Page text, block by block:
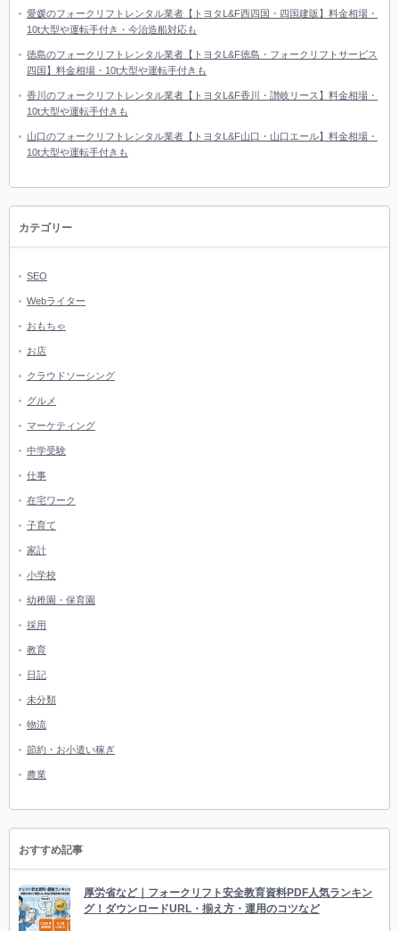
愛媛のフォークリフトレンタル業者【トヨタL&F西四国・四国建販】料金相場・
10t大型や運転手付き・今治造船対応も
徳島のフォークリフトレンタル業者【トヨタL&F徳島・フォークリフトサービス
四国】料金相場・10t大型や運転手付きも
香川のフォークリフトレンタル業者【トヨタL&F香川・讃岐リース】料金相場・
10t大型や運転手付きも
山口のフォークリフトレンタル業者【トヨタL&F山口・山口エール】料金相場・
10t大型や運転手付きも
カテゴリー
SEO
Webライター
おもちゃ
お店
クラウドソーシング
グルメ
マーケティング
中学受験
仕事
在宅ワーク
子育て
家計
小学校
幼稚園・保育園
採用
教育
日記
未分類
物流
節約・お小遣い稼ぎ
農業
おすすめ記事
厚労省など｜フォークリフト安全教育資料PDF人気ランキン
グ！ダウンロードURL・揃え方・運用のコツなど